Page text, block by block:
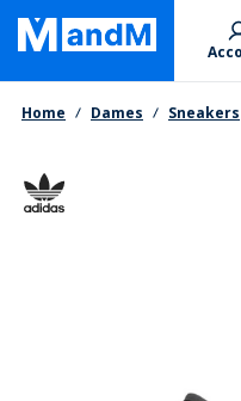
Skip
main
content
Primary
Kruimelpad
Home Dames Sneakers